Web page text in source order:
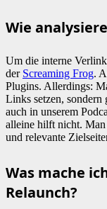
Wie
Um die interne
der Screaming Frog.
Plugins. Allerdings:
Links setzen, sondern
auch in unserem
alleine hilft nicht.
und relevante
Was mache
Relaunch?